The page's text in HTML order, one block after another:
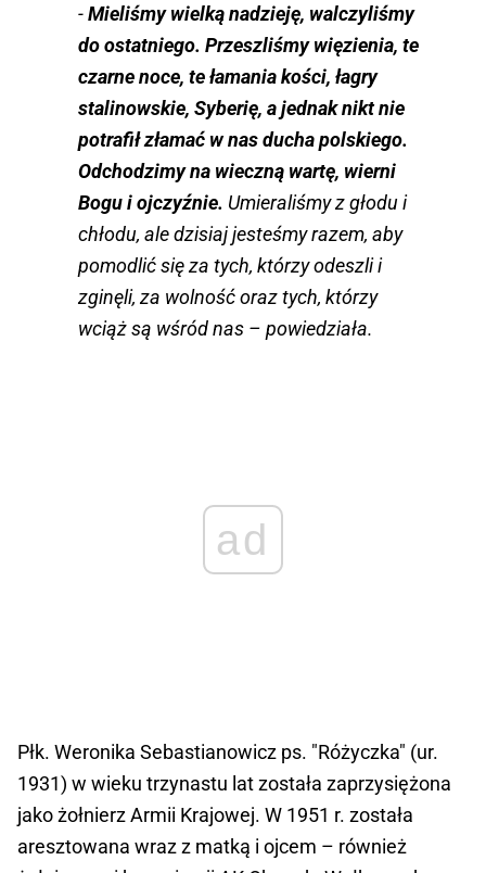
-Mieliśmy wielką nadzieję, walczyliśmy
do ostatniego. Przeszliśmy więzienia, te
czarne noce, te łamania kości, łagry
stalinowskie, Syberię, a jednak nikt nie
potrafił złamać w nas ducha polskiego.
Odchodzimy na wieczną wartę, wierni
Bogu i ojczyźnie. Umieraliśmy z głodu i
chłodu, ale dzisiaj jesteśmy razem, aby
pomodlić się za tych, którzy odeszli i
zginęli, za wolność oraz tych, którzy
wciąż są wśród nas – powiedziała.
ad
Płk. Weronika Sebastianowicz ps. "Różyczka" (ur.
1931) w wieku trzynastu lat została zaprzysiężona
jako żołnierz Armii Krajowej. W 1951 r. została
aresztowana wraz z matką i ojcem – również